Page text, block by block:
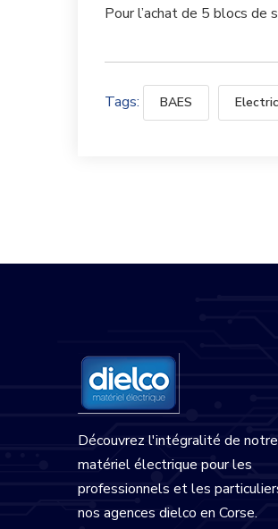
Pour l’achat de 5 blocs de
Tags: BAES
Découvrez l'intégralité de notre
matériel électrique pour les
professionnels et les
nos agences dielco en Corse.